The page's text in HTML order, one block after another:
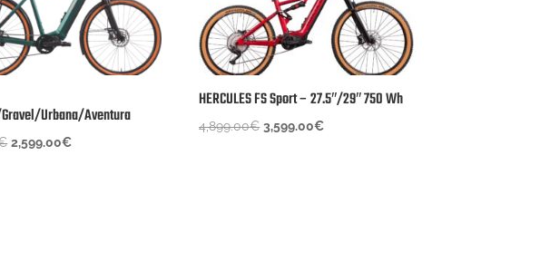
Urbana/Aventura
El
2,599.00€El
HERCULES FS Sport – 27.5″/29″ 750 Wh
4,899.00€ El
3,599.00€El